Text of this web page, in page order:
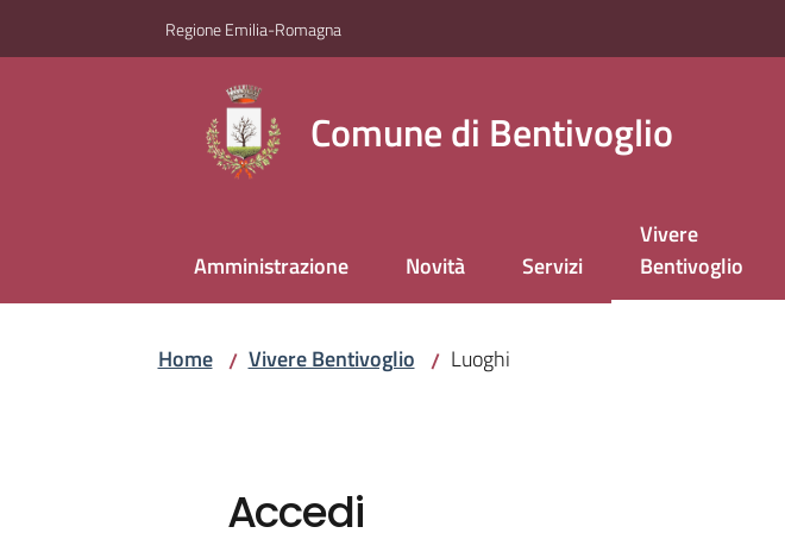
Regione Emilia-Romagna
Comune di Bentivoglio
Amministrazione Novità Servizi
Vivere
Bentivoglio
Menu selezionato
Home / Vivere Bentivoglio / Luoghi
Accedi